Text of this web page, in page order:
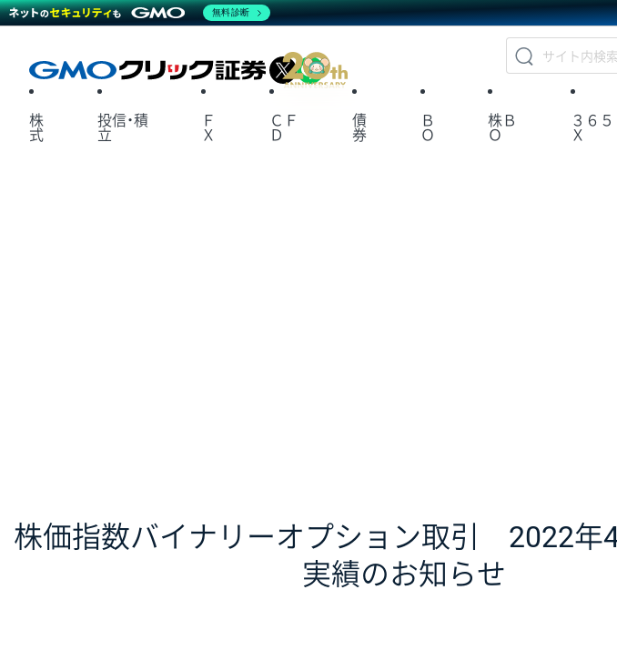
X
株
式
投信・積
立
Ｆ
Ｘ
ＣＦ
Ｄ
債
券
Ｂ
Ｏ
株Ｂ
Ｏ
３６５
Ｘ
株価指数バイナリーオプション取引 2022年4
実績のお知らせ
無料診断